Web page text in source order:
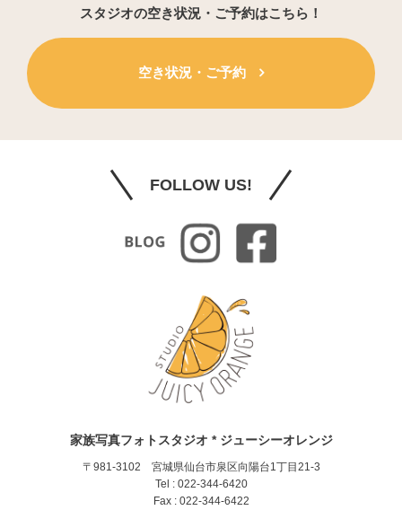
スタジオの空き状況・ご予約はこちら！
空き状況・ご予約
FOLLOW US!
家族写真フォトスタジオ * ジューシーオレンジ
〒981-3102 宮城県仙台市泉区向陽台1丁目21-3
Tel : 022-344-6420
Fax : 022-344-6422